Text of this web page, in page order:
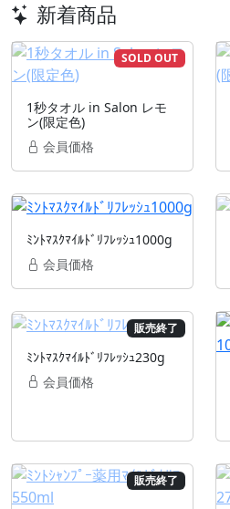
新着商品
SOLD OUT
1秒タオル in Salon レモ
ン(限定色)
会員価格
ﾐﾝﾄﾏｽｸﾏｲﾙﾄﾞﾘﾌﾚｯｼｭ1000g
会員価格
販売終了
ﾐﾝﾄﾏｽｸﾏｲﾙﾄﾞﾘﾌﾚｯｼｭ230g
会員価格
販売終了